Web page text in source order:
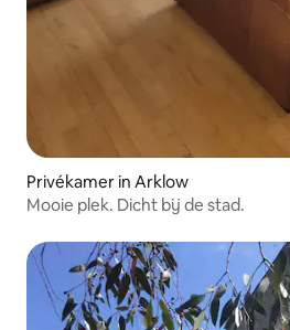
Privékamer in Arklow
Mooie plek. Dicht bij de stad.